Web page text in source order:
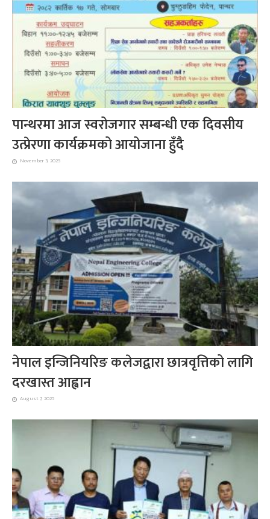
पान्थरमा आज स्वरोजगार सम्बन्धी एक दिवसीय
उत्प्रेरणा कार्यक्रमको आयोजाना हुँदै
November 3, 2025
नेपाल इन्जिनियरिङ कलेजद्वारा छात्रवृत्तिको लागि
दरखास्त आह्वान
August 7, 2025